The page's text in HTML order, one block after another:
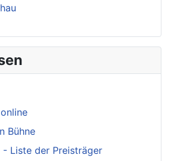
Bühne
- Liste der Preisträger